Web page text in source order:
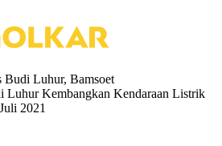
Budi Luhur, Bamsoet
Luhur Kembangkan Kendaraan Listrik
2021